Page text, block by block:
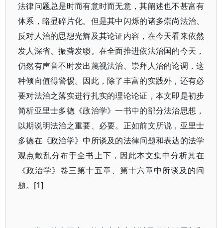
法律问题总是时而有意时而无意，其阐述也不甚富有
体系，略显碎片化。但是其中闪烁的诸多崇尚法治、
反对人治的思想光辉及其论证内容，在今天看来依然
发人深省、振聋发聩。在全面推进依法治国的今天，
仍然有声音不时发出蔑视法治、崇拜人治的论调，这
种倾向值得警惕。因此，除了丰富的实践外，还有必
要对法治之落实进行扎实的理论论证，本文即是初步
简析亚里士多德《政治学》一书中的部分法治思想，
以期说明法治之重要、必要。正如前文所说，亚里士
多德在《政治学》中所谈及的法律问题和表达的法学
观点散乱分布于全书上下，因此本文集中分析其在
《政治学》卷三第十五章、第十六章中所谈及的问
题。[1]